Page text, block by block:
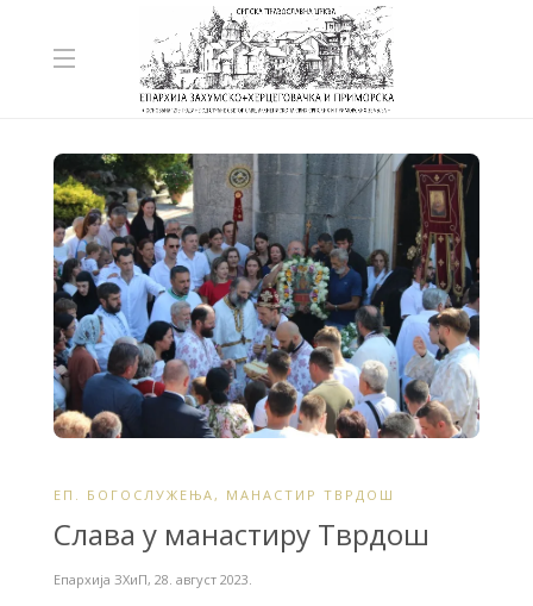
ЕП. БОГОСЛУЖЕЊА , МАНАСТИР ТВРДОШ
Слава у манастиру Тврдош
Епархија ЗХиП, 28. август 2023.